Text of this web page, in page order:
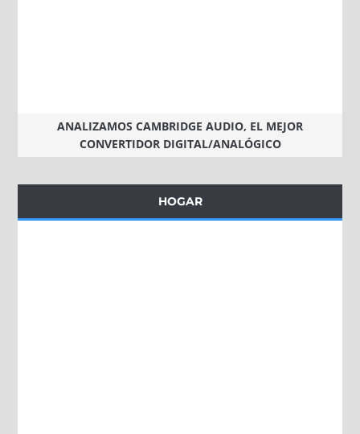
ANALIZAMOS CAMBRIDGE AUDIO, EL MEJOR
CONVERTIDOR DIGITAL/ANALÓGICO
HOGAR